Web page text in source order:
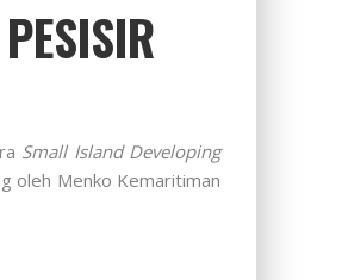
Small Island Developing
oleh Menko Kemaritiman